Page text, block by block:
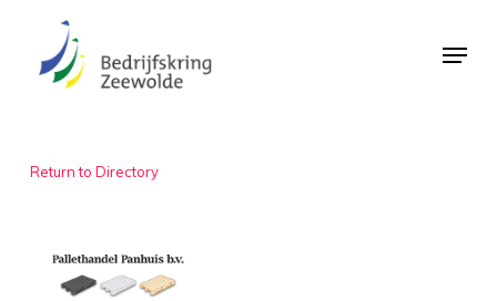
Menu
Return to Directory